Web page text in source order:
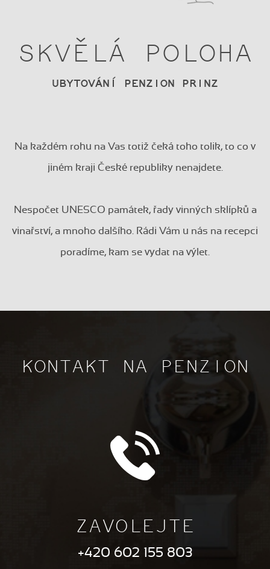
SKVĚLÁ POLOHA
UBYTOVÁNÍ PENZION PRINZ
Na každém rohu na Vas totiž čeká toho tolik, to co v
jiném kraji České republiky nenajdete.
Nespočet UNESCO památek, řady vinných sklípků a
vinařství, a mnoho dalšího. Rádi Vám u nás na recepci
poradíme, kam se vydat na výlet.
KONTAKT NA PENZION
ZAVOLEJTE
+420 602 155 803